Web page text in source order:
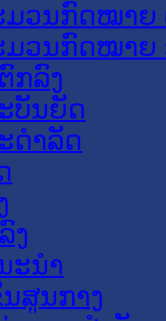
ມວນກົດໝາຍ
ມວນກົດໝາຍ
ກລົງ
ບັນຍັດ
ດໍາລັດ
ງ
ະນໍາ
ສູນກາງ